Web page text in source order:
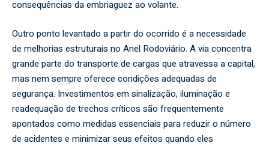
consequências da embriaguez ao volante.
Outro ponto levantado a partir do ocorrido é a necessidade
de melhorias estruturais no Anel Rodoviário. A via concentra
grande parte do transporte de cargas que atravessa a capital,
mas nem sempre oferece condições adequadas de
segurança. Investimentos em sinalização, iluminação e
readequação de trechos críticos são frequentemente
apontados como medidas essenciais para reduzir o número
de acidentes e minimizar seus efeitos quando eles